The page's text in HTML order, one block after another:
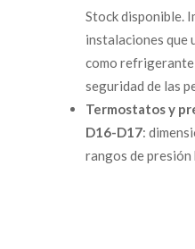
Stock disponible.
instalaciones que
como
seguridad de las
Termostatos y
D16-D17:
rangos de presión